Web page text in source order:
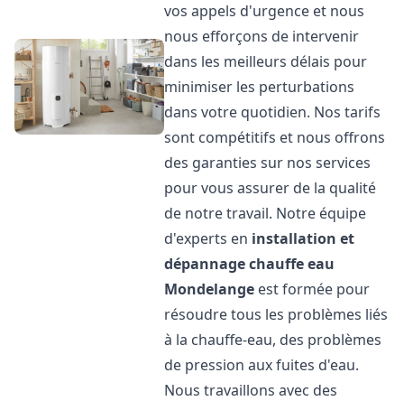
vos appels d'urgence et nous
nous efforçons de intervenir
dans les meilleurs délais pour
minimiser les perturbations
dans votre quotidien. Nos tarifs
sont compétitifs et nous offrons
des garanties sur nos services
pour vous assurer de la qualité
de notre travail. Notre équipe
d'experts en installation et
dépannage chauffe eau
Mondelange est formée pour
résoudre tous les problèmes liés
à la chauffe-eau, des problèmes
de pression aux fuites d'eau.
Nous travaillons avec des